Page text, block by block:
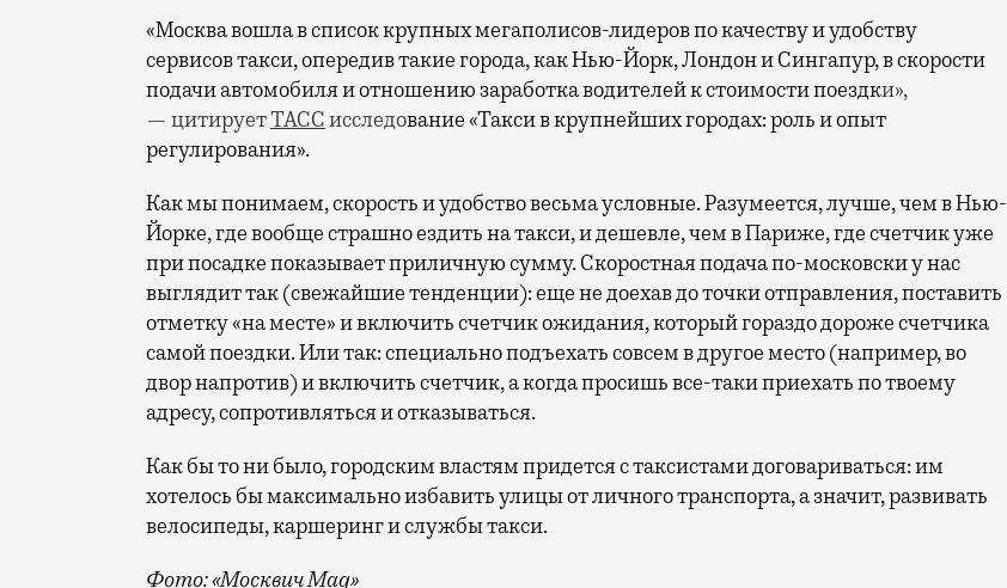
«Москва вошла в список крупных мегаполисов-лидеров по качеству и удобству
сервисов такси, опередив такие города, как Нью-Йорк, Лондон и Сингапур, в скорости
подачи автомобиля и отношению заработка водителей к стоимости поездки»,
— цитируетТАССисследование «Такси в крупнейших городах: роль и опыт
регулирования».
Как мы понимаем, скорость и удобство весьма условные. Разумеется, лучше, чем в Нью-
Йорке, где вообще страшно ездить на такси, и дешевле, чем в Париже, где счетчик уже
при посадке показывает приличную сумму. Скоростная подача по-московски у нас
выглядит так (свежайшие тенденции): еще не доехав до точки отправления, поставить
отметку «на месте» и включить счетчик ожидания, который гораздо дороже счетчика
самой поездки. Или так: специально подъехать совсем в другое место (например, во
двор напротив) и включить счетчик, а когда просишь все-таки приехать по твоему
адресу, сопротивляться и отказываться.
Как бы то ни было, городским властям придется с таксистами договариваться: им
хотелось бы максимально избавить улицы от личного транспорта, а значит, развивать
велосипеды, каршеринг и службы такси.
Фото: «Москвич Mag»